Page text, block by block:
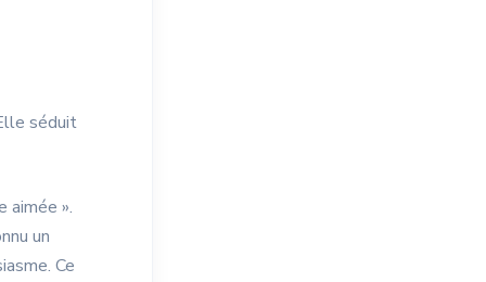
séduit
aimée ».
un
Ce